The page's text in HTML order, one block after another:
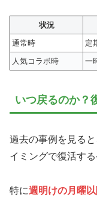
状況
通常時
定
人気コラボ時
一
いつ戻るのか？
過去の事例を見る
イミングで復活す
特に週明けの月曜